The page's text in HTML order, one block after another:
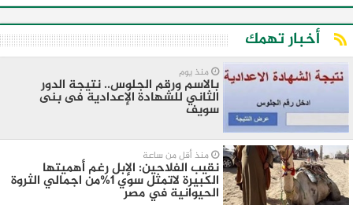
أخبار تهمك
منذ يوم
بالاسم ورقم الجلوس.. نتيجة الدور
الثاني للشهادة الإعدادية فى بنى
سويف
منذ أقل من ساعة
نقيب الفلاحين: الإبل رغم أهميتها
الكبيرة لاتمثل سوي 1%من اجمالي الثروة
الحيوانية في مصر